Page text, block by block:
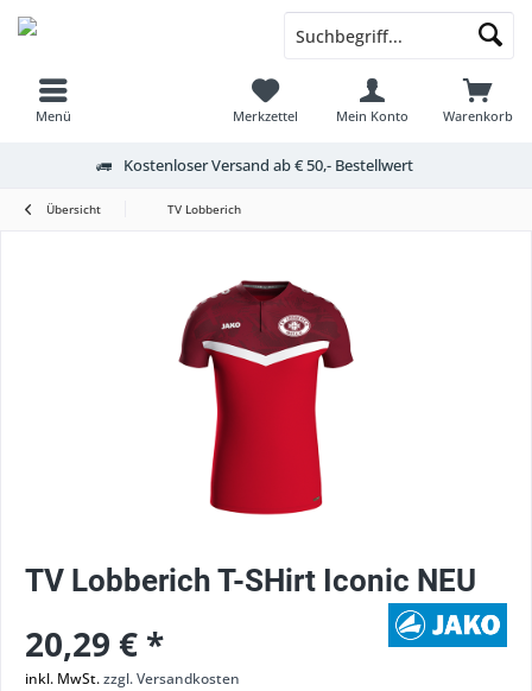
Menü Warenkorb
Merkzettel Mein Konto
Kostenloser Versand ab € 50,- Bestellwert
Übersicht TV Lobberich
TV Lobberich T-SHirt Iconic NEU
20,29 € *
inkl. MwSt.zzgl. Versandkosten